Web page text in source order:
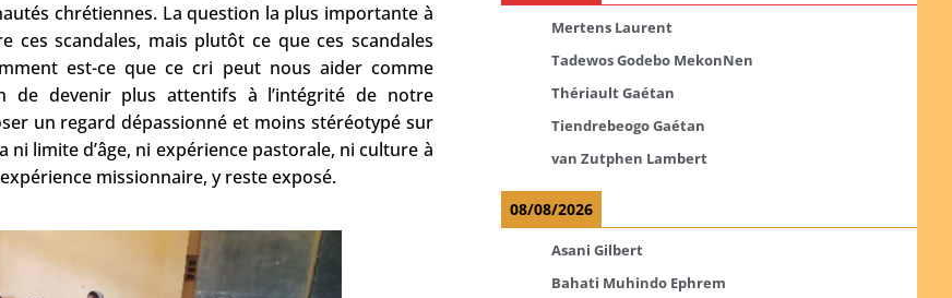
chrétiennes. La question la plus importante à
ces scandales, mais plutôt ce que ces scandales
est-ce que ce cri peut nous aider comme
de devenir plus attentifs à l’intégrité de notre
un regard dépassionné et moins stéréotypé sur
ni limite d’âge, ni expérience pastorale, ni culture à
missionnaire, y reste exposé.
Mertens Laurent
Tadewos Godebo MekonNen
Thériault Gaétan
Tiendrebeogo Gaétan
van Zutphen Lambert
08/08/2026
Asani Gilbert
Bahati Muhindo Ephrem